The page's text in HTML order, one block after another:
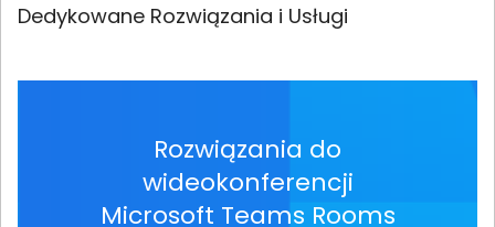
Dedykowane Rozwiązania i Usługi
Rozwiązania do
wideokonferencji
Microsoft Teams Rooms